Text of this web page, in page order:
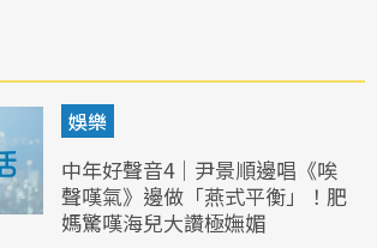
娛樂
中年好聲音4｜尹景順邊唱《唉
聲嘆氣》邊做「燕式平衡」！肥
媽驚嘆海兒大讚極嫵媚